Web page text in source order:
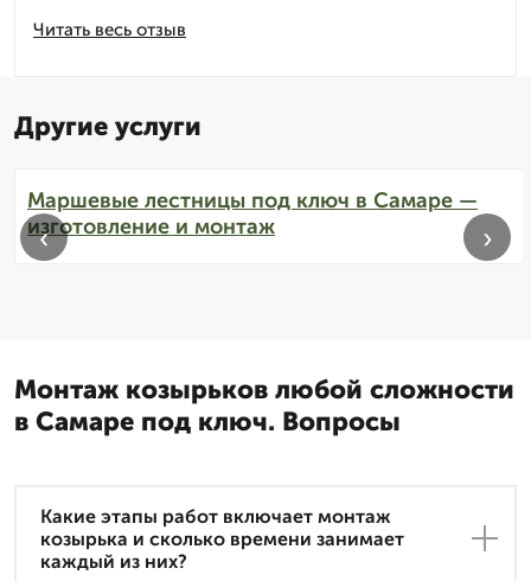
Читать весь отзыв
Другие услуги
Маршевые лестницы под ключ в Самаре —
изготовление и монтаж
‹ ›
Монтаж козырьков любой сложности
в Самаре под ключ. Вопросы
Какие этапы работ включает монтаж
козырька и сколько времени занимает
каждый из них?